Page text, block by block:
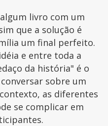
livro com um
que a solução é
um final perfeito.
e entre toda a
da história" é o
sobre um
as diferentes
se complicar em